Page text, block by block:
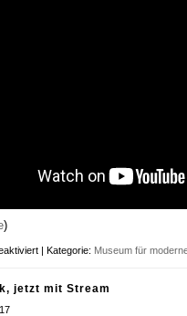
)
| Kategorie: Museum für
jetzt mit Stream